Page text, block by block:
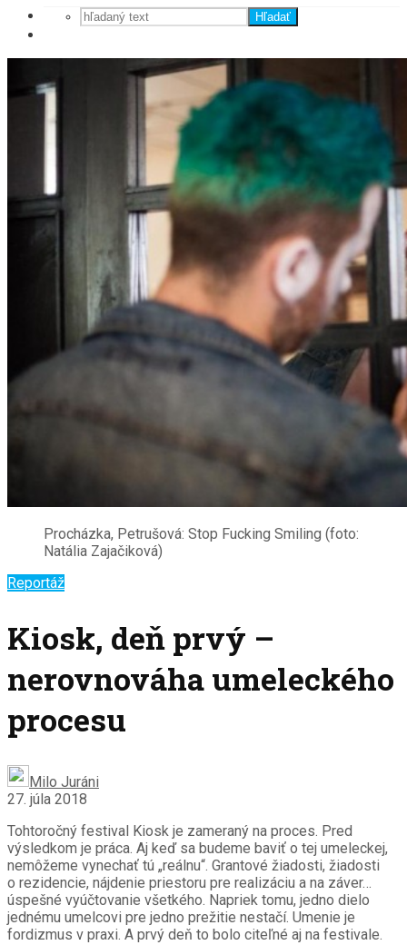
Hľadať
Procházka, Petrušová: Stop Fucking Smiling (foto:
Natália Zajačiková)
Reportáž
Kiosk, deň prvý –
nerovnováha umeleckého
procesu
Milo Juráni
27. júla 2018
Tohtoročný festival Kiosk je zameraný na proces. Pred
výsledkom je práca. Aj keď sa budeme baviť o tej umeleckej,
nemôžeme vynechať tú „reálnu“. Grantové žiadosti, žiadosti
o rezidencie, nájdenie priestoru pre realizáciu a na záver…
úspešné vyúčtovanie všetkého. Napriek tomu, jedno dielo
jednému umelcovi pre jedno prežitie nestačí. Umenie je
fordizmus v praxi. A prvý deň to bolo citeľné aj na festivale.